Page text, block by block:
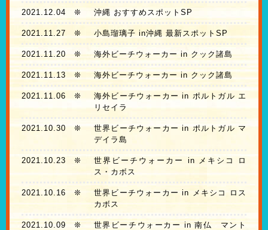
2021.12.04 ❊ 沖縄 おすすめスポットSP
2021.11.27 ❊ 小島瑠璃子 in沖縄 最新スポットSP
2021.11.20❊ 海外ビーチウォーカー in クック諸島
2021.11.13 ❊ 海外ビーチウォーカー in クック諸島
2021.11.06 ❊
海外ビーチウォーカー in ポルトガル エ
リセイラ
2021.10.30 ❊
世界ビーチウォーカー in ポルトガル マ
デイラ島
2021.10.23 ❊
世界ビーチウォーカー in メキシコ ロ
ス・カボス
2021.10.16 ❊
世界ビーチウォーカー in メキシコ ロス
カボス
2021.10.09❊
世界ビーチウォーカー in 南仏 マント